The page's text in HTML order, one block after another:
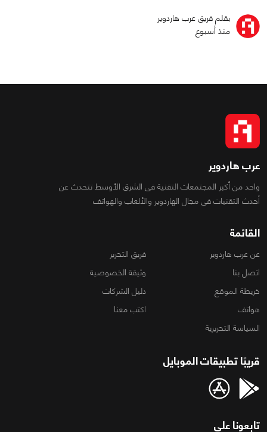
بقلم فريق عرب هاردوير
منذ أسبوع
عرب هاردوير
واحد من أكبر المجتمعات التقنية فى الشرق الأوسط تتحدث عن
أحدث التقنيات فى مجال الهاردوير والألعاب والهواتف
القائمة
عن عرب هاردوير
فريق التحرير
اتصل بنا
وثيقة الخصوصية
خريطة الموقع
دليل الشركات
هواتف
اكتب معنا
السياسة التحريرية
قريبًا تطبيقات الموبايل
تابعونا على